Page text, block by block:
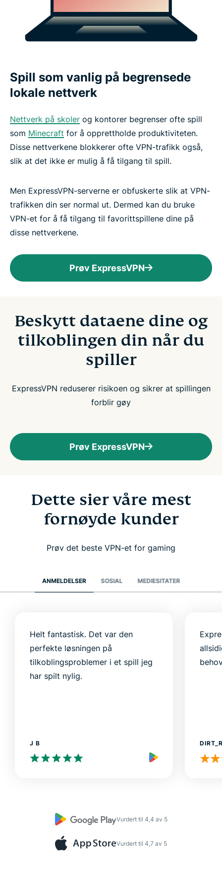
Spill som vanlig på begrensede
lokale nettverk
Nettverk på skoler og kontorer begrenser ofte spill
som Minecraft for å opprettholde produktiviteten.
Disse nettverkene blokkerer ofte VPN-trafikk også,
slik at det ikke er mulig å få tilgang til spill.
Men ExpressVPN-serverne er obfuskerte slik at VPN-
trafikken din ser normal ut. Dermed kan du bruke
VPN-et for å få tilgang til favorittspillene dine på
disse nettverkene.
Prøv ExpressVPN
Beskytt dataene dine og
tilkoblingen din når du
spiller
ExpressVPN reduserer risikoen og sikrer at spillingen
forblir gøy
Prøv ExpressVPN
Dette sier våre mest
fornøyde kunder
Prøv det beste VPN-et for gaming
ANMELDELSER SOSIAL MEDIESITATER
Helt fantastisk. Det var den
perfekte løsningen på
tilkoblingsproblemer i et spill jeg
har spilt nylig.
J B
Vurdert til 4,4 av 5
Vurdert til 4,7 av 5